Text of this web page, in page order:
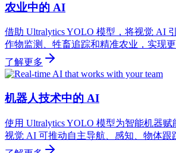
农业中的 AI
借助 Ultralytics YOLO 模型，将视觉 AI
作物监测、牲畜追踪和精准农业，实现
了解更多
机器人技术中的 AI
使用 Ultralytics YOLO 模型为智能机器
视觉 AI 可推动自主导航、感知、物体跟